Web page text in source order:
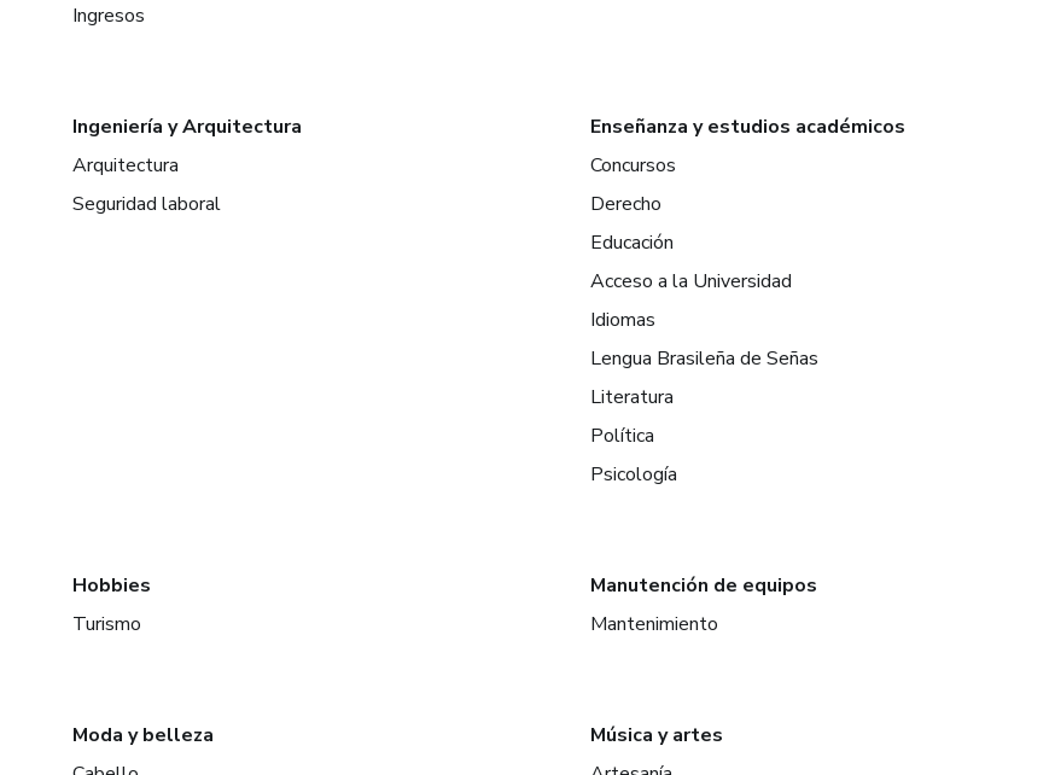
Ingresos
Ingeniería y Arquitectura
Arquitectura
Seguridad laboral
Enseñanza y estudios académicos
Concursos
Derecho
Educación
Acceso a la Universidad
Idiomas
Lengua Brasileña de Señas
Literatura
Política
Psicología
Hobbies
Turismo
Manutención de equipos
Mantenimiento
Moda y belleza
Música y artes